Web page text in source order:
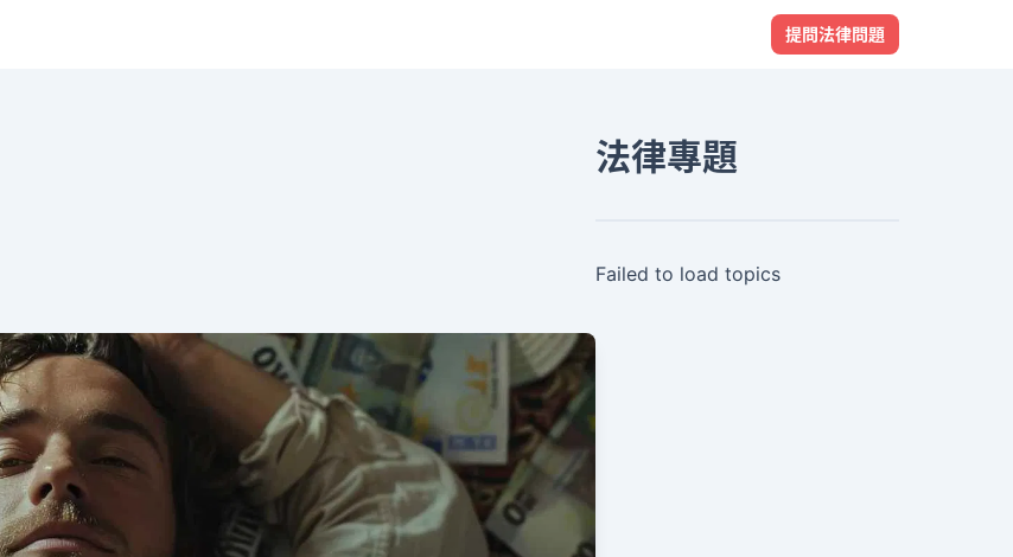
提問法律問題
法律專題
Failed to load topics